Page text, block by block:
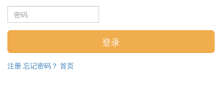
注册 忘记密码？ 首页